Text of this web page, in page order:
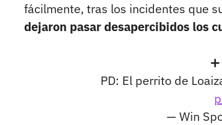
fácilmente, tras los incidentes que
dejaron pasar desapercibidos los
PD: El perrito de
— Win